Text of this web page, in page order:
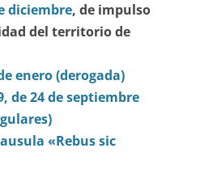
diciembre, de impulso
del territorio de
enero (derogada)
de 24 de septiembre
«Rebus sic